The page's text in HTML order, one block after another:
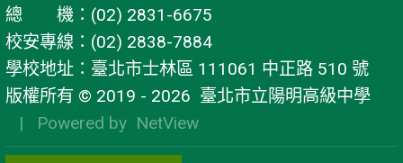
總 機：(02) 2831-6675
校安專線：(02) 2838-7884
學校地址：臺北市士林區 111061 中正路 510 號
版權所有 © 2019 - 2026 臺北市立陽明高級中學
| Powered by NetView